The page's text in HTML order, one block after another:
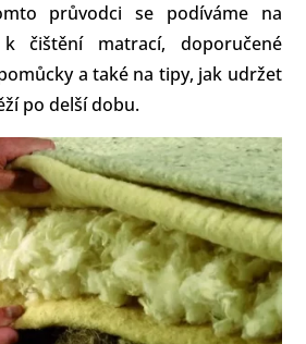
průvodci se podíváme na
čištění matrací, doporučené
a také na tipy, jak udržet
po delší dobu.